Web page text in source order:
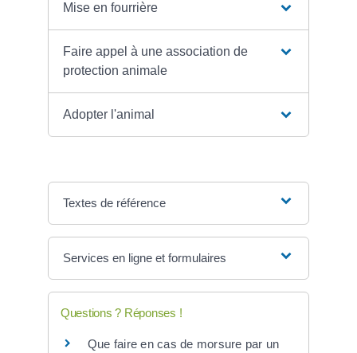
Mise en fourrière
Faire appel à une association de
protection animale
Adopter l'animal
Textes de référence
Services en ligne et formulaires
Questions ? Réponses !
Que faire en cas de morsure par un